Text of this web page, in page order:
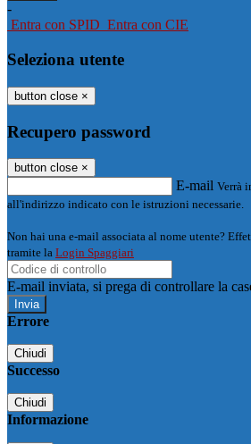
-
Entra con SPID Entra con CIE
Seleziona utente
button close ×
Recupero password
button close ×
E-mail Verrà
all'indirizzo indicato con le istruzioni necessarie.
Non hai una e-mail associata al nome utente?
tramite la Login Spaggiari
E-mail inviata, si prega di controllare la
Errore
Chiudi
Successo
Chiudi
Informazione